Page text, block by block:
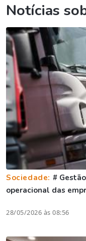
Notícias
Sociedade: #
operacional das
28/05/2026 às 08:56